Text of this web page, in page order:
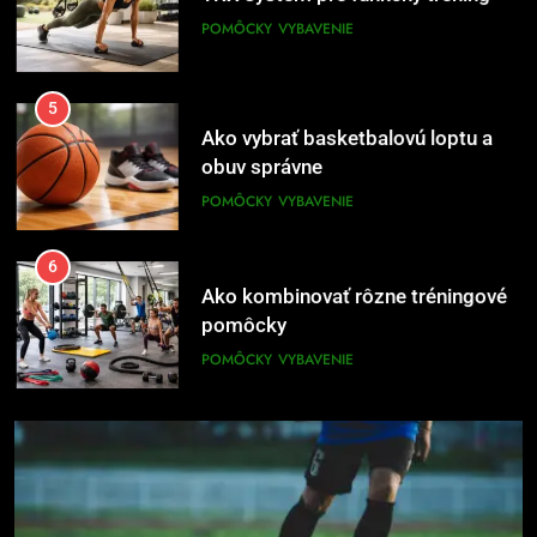
POMÔCKY VYBAVENIE
5
Ako vybrať basketbalovú loptu a
obuv správne
POMÔCKY VYBAVENIE
6
Ako kombinovať rôzne tréningové
pomôcky
POMÔCKY VYBAVENIE
7
Pomôcky na cvičenie brucha
VYBAVENIE